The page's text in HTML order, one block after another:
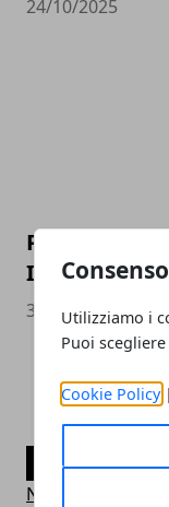
Utilizziamo i
Puoi
Cookie Policy|
24/10/2025
Intervista.it
30/09/2025
CATEGORIE
News